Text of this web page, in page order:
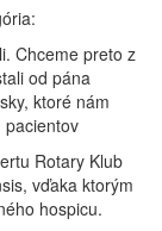
Chceme preto z
od pána
ktoré nám
pacientov
Rotary Klub
vďaka ktorým
hospicu.